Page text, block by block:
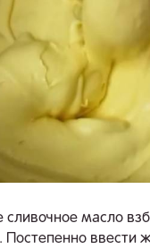
сливочное масло
Постепенно ввести